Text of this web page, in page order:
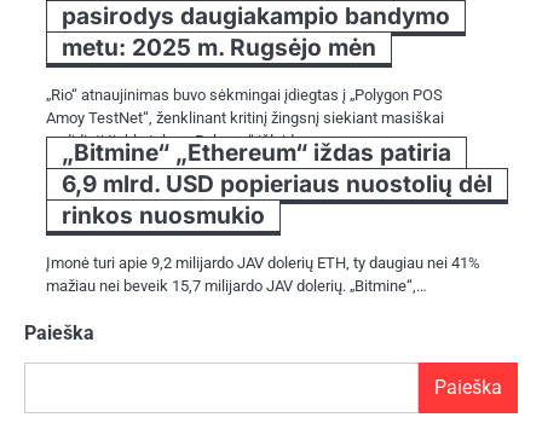
pasirodys daugiakampio bandymo
metu: 2025 m. Rugsėjo mėn
„Rio“ atnaujinimas buvo sėkmingai įdiegtas į „Polygon POS
Amoy TestNet“, ženklinant kritinį žingsnį siekiant masiškai
padidinti tinklo talpą. „Polygon“ išleido…
„Bitmine“ „Ethereum“ iždas patiria
6,9 mlrd. USD popieriaus nuostolių dėl
rinkos nuosmukio
Įmonė turi apie 9,2 milijardo JAV dolerių ETH, ty daugiau nei 41%
mažiau nei beveik 15,7 milijardo JAV dolerių. „Bitmine“,…
Paieška
Paieška